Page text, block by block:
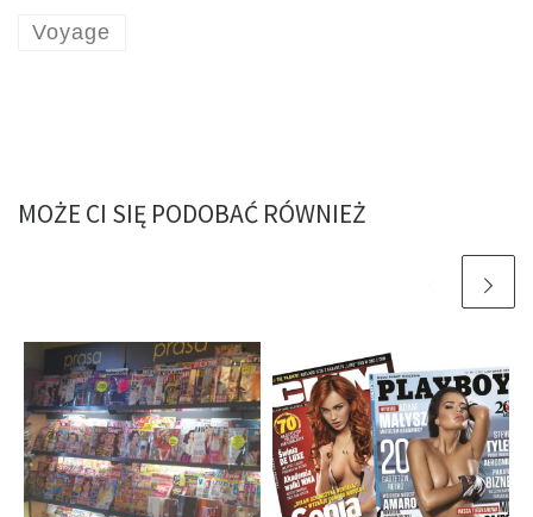
Voyage
MOŻE CI SIĘ PODOBAĆ RÓWNIEŻ